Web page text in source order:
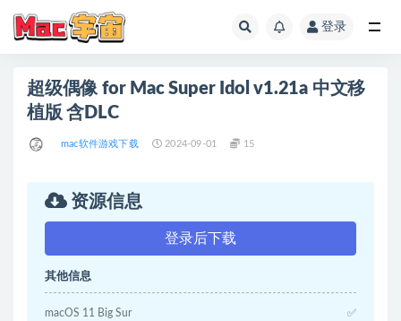
登录
超级偶像 for Mac Super Idol v1.21a 中文移
植版 含DLC
mac软件游戏下载 2024-09-01 15
资源信息
登录后下载
其他信息
macOS 11 Big Sur ✅